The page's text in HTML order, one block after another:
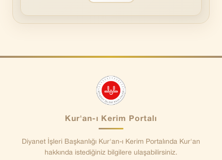
Kur'an-ı Kerim Portalı
Diyanet İşleri Başkanlığı Kur'an-ı Kerim Portalında Kur'an
hakkında istediğiniz bilgilere ulaşabilirsiniz.